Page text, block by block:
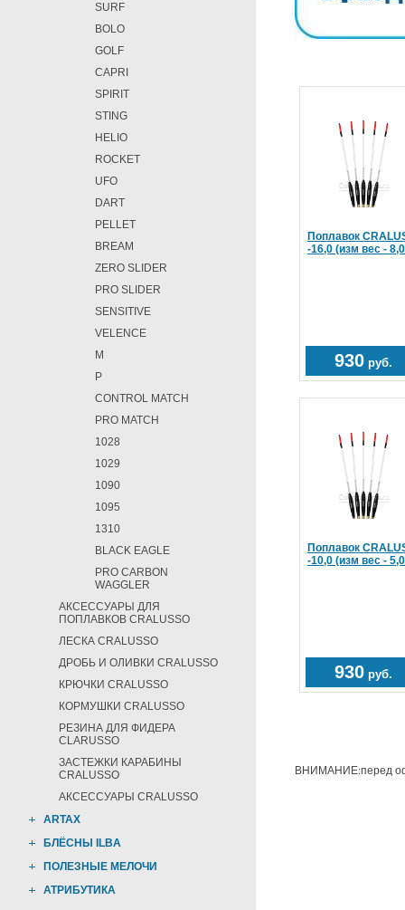
SURF
BOLO
GOLF
CAPRI
SPIRIT
STING
HELIO
ROCKET
UFO
DART
PELLET
BREAM
ZERO SLIDER
PRO SLIDER
SENSITIVE
VELENCE
M
P
CONTROL MATCH
PRO MATCH
1028
1029
1090
1095
1310
BLACK EAGLE
PRO CARBON
WAGGLER
АКСЕССУАРЫ ДЛЯ
ПОПЛАВКОВ CRALUSSO
ЛЕСКА CRALUSSO
ДРОБЬ И ОЛИВКИ CRALUSSO
КРЮЧКИ CRALUSSO
КОРМУШКИ CRALUSSO
РЕЗИНА ДЛЯ ФИДЕРА
CLARUSSO
ЗАСТЕЖКИ КАРАБИНЫ
CRALUSSO
АКСЕССУАРЫ CRALUSSO
ARTAX
БЛЁСНЫ ILBA
ПОЛЕЗНЫЕ МЕЛОЧИ
АТРИБУТИКА
Поплавок
-16,0 (изм вес -
930 руб.
Поплавок
-10,0 (изм вес -
930 руб.
ВНИМАНИЕ:перед